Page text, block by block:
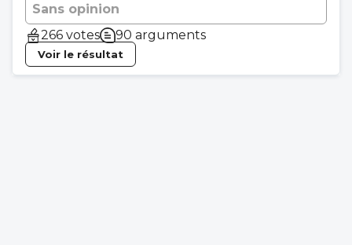
Sans opinion
266 votes
90 arguments
Voir le résultat